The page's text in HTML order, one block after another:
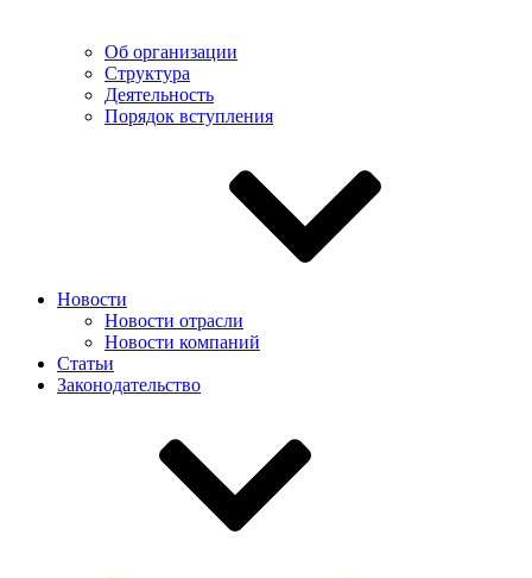
Об организации
Структура
Деятельность
Порядок вступления
Новости
Новости отрасли
Новости компаний
Статьи
Законодательство